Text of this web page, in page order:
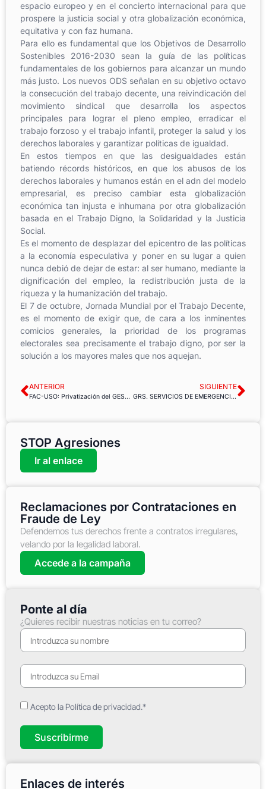
espacio europeo y en el concierto internacional para que
prospere la justicia social y otra globalización económica,
equitativa y con faz humana.
Para ello es fundamental que los Objetivos de Desarrollo
Sostenibles 2016-2030 sean la guía de las políticas
fundamentales de los gobiernos para alcanzar un mundo
más justo. Los nuevos ODS señalan en su objetivo octavo
la consecución del trabajo decente, una reivindicación del
movimiento sindical que desarrolla los aspectos
principales para lograr el pleno empleo, erradicar el
trabajo forzoso y el trabajo infantil, proteger la salud y los
derechos laborales y garantizar políticas de igualdad.
En estos tiempos en que las desigualdades están
batiendo récords históricos, en que los abusos de los
derechos laborales y humanos están en el adn del modelo
empresarial, es preciso cambiar esta globalización
económica tan injusta e inhumana por otra globalización
basada en el Trabajo Digno, la Solidaridad y la Justicia
Social.
Es el momento de desplazar del epicentro de las políticas
a la economía especulativa y poner en su lugar a quien
nunca debió de dejar de estar: al ser humano, mediante la
dignificación del empleo, la redistribución justa de la
riqueza y la humanización del trabajo.
El 7 de octubre, Jornada Mundial por el Trabajo Decente,
es el momento de exigir que, de cara a los inminentes
comicios generales, la prioridad de los programas
electorales sea precisamente el trabajo digno, por ser la
solución a los mayores males que nos aquejan.
ANTERIOR
FAC-USO: Privatización del GESTE ¿Quién será el siguiente?
SIGUIENTE
GRS. SERVICIOS DE EMERGENCIA PRIVATIZADOS, NO GRACIAS.
STOP Agresiones
Ir al enlace
Reclamaciones por Contrataciones en
Fraude de Ley
Defendemos tus derechos frente a contratos irregulares,
velando por la legalidad laboral.
Accede a la campaña
Ponte al día
¿Quieres recibir nuestras noticias en tu correo?
Acepto la Política de privacidad.*
Suscribirme
Enlaces de interés